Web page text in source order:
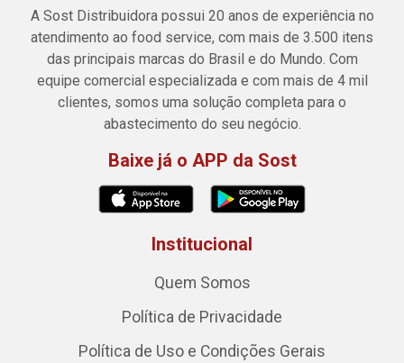
A Sost Distribuidora possui 20 anos de experiência no
atendimento ao food service, com mais de 3.500 itens
das principais marcas do Brasil e do Mundo. Com
equipe comercial especializada e com mais de 4 mil
clientes, somos uma solução completa para o
abastecimento do seu negócio.
Baixe já o APP da Sost
Institucional
Quem Somos
Política de Privacidade
Política de Uso e Condições Gerais